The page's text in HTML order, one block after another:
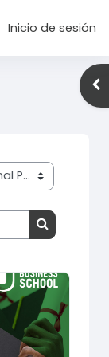
Inicio de sesión
Buscar
en